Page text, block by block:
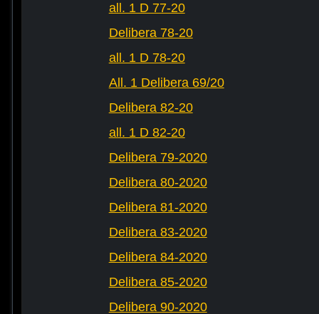
all. 1 D 77-20
Delibera 78-20
all. 1 D 78-20
All. 1 Delibera 69/20
Delibera 82-20
all. 1 D 82-20
Delibera 79-2020
Delibera 80-2020
Delibera 81-2020
Delibera 83-2020
Delibera 84-2020
Delibera 85-2020
Delibera 90-2020